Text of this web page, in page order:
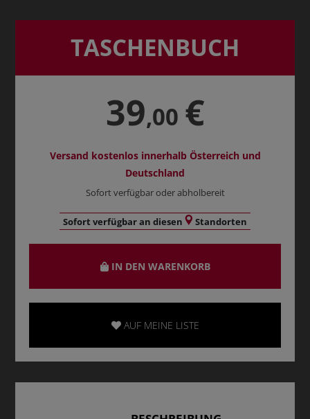
TASCHENBUCH
39,00 €
Versand kostenlos innerhalb Österreich und
Deutschland
Sofort verfügbar oder abholbereit
Sofort verfügbar an diesen Standorten
IN DEN WARENKORB
AUF MEINE LISTE